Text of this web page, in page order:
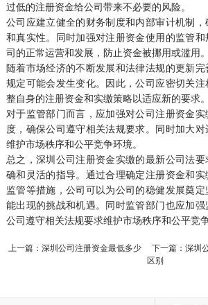
过低的注册资金给公司带来不必要的风险。
公司应建立健全的财务制度和内部审计机制
和真实性。同时加强对注册资金使用的监管
司的正常运营和发展，防止资金被挪用或滥用。
随着市场经济的不断发展和法律法规的更新
规定可能会发生变化。因此，公司应密切关
整自身的注册资金和实缴策略以适应新的要求。
对于监管部门而言，应加强对公司注册资金
度，确保公司遵守相关法规要求。同时加大对
维护市场秩序和公平竞争环境。
总之，深圳公司注册资金实缴的最新公司法
确和灵活的指导。通过合理确定注册资金和
监管等措施，公司可以为公司的稳健发展奠
能出现的挑战和机遇。同时监管部门也应加
公司遵守相关法规要求维护市场秩序和公平竞争
上一篇：深圳公司注册资金最低多少 下一篇：深圳
区别